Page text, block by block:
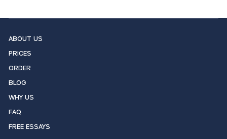
ABOUT US
PRICES
ORDER
BLOG
WHY US
FAQ
FREE ESSAYS